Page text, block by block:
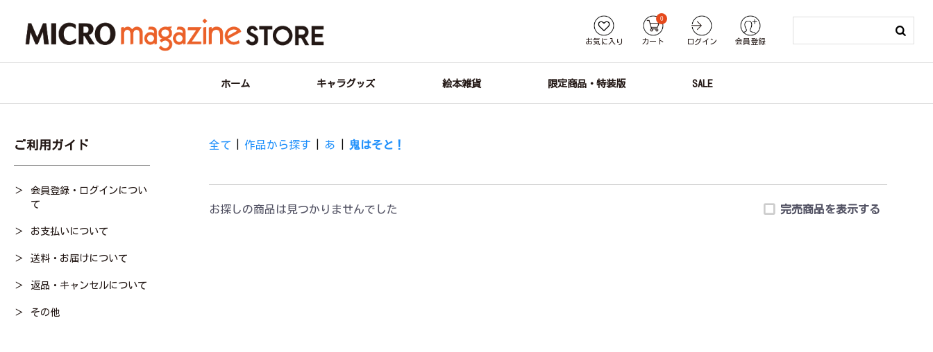
お気に入り カート
0
ログイン 会員登録
ホーム キャラグッズ 絵本雑貨 限定商品・特装版 SALE
ご利用ガイド
会員登録・ログインについ
て
お支払いについて
送料・お届けについて
返品・キャンセルについて
その他
全て 作品から探す あ 鬼はそと！
お探しの商品は見つかりませんでした 完売商品を表示する